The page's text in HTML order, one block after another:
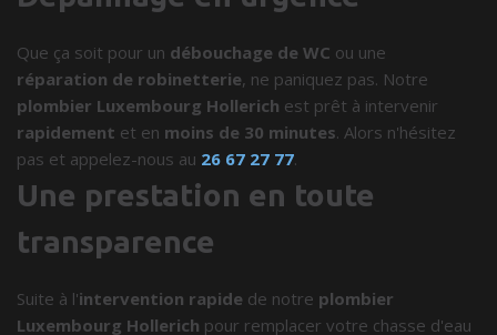
Que ça soit pour un débouchage de WC ou une
réparation de robinetterie, ne paniquez pas. Notre
plombier Luxembourg Hollerich est prêt à intervenir
rapidement et en moins de 30 minutes. Alors n'hésitez
pas et appelez-nous au 26 67 27 77.
Une prestation en toute
transparence
Suite à l'intervention rapide de notre plombier
Luxembourg Hollerich pour remplacer votre chasse d'eau